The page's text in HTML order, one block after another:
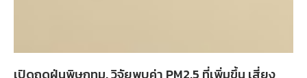
เปิดฤดูฝุ่นพิษกทม. วิจัยพบค่า PM2.5 ที่เพิ่มขึ้น เสี่ยง